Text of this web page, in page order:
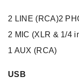
2 LINE (RCA)2
2 MIC (XLR & 1/4
1 AUX (RCA)
USB